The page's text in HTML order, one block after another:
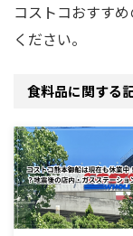
コストコおすす
ください。
食料品に関する